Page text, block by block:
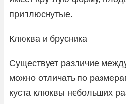
приплюснутые.
Клюква и брусника
Существует различие
можно отличать по
куста клюквы небольших